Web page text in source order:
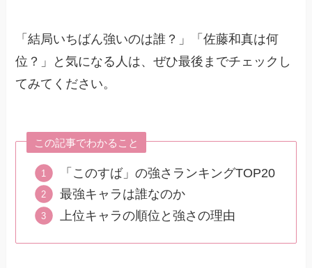
「結局いちばん強いのは誰？」「佐藤和真は何
位？」と気になる人は、ぜひ最後までチェックし
てみてください。
この記事でわかること
「このすば」の強さランキングTOP20
最強キャラは誰なのか
上位キャラの順位と強さの理由